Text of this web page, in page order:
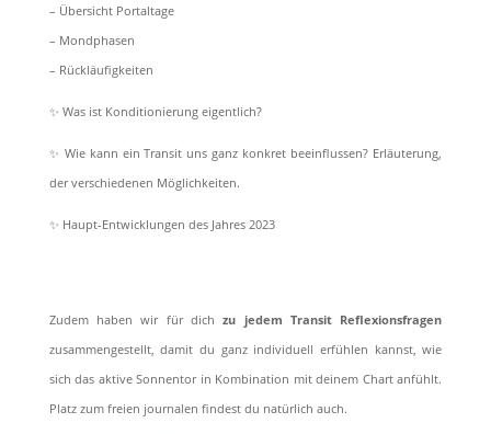
– Übersicht Portaltage
– Mondphasen
– Rückläufigkeiten
✨ Was ist Konditionierung eigentlich?
✨ Wie kann ein Transit uns ganz konkret beeinflussen? Erläuterung,
der verschiedenen Möglichkeiten.
✨ Haupt-Entwicklungen des Jahres 2023
Zudem haben wir für dichzu jedem Transit Reflexionsfragen
zusammengestellt, damit du ganz individuell erfühlen kannst, wie
sich das aktive Sonnentor in Kombination mit deinem Chart anfühlt.
Platz zum freien journalen findest du natürlich auch.